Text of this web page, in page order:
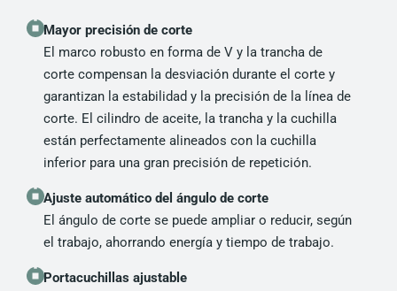
Mayor precisión de corte
El marco robusto en forma de V y la trancha de
corte compensan la desviación durante el corte y
garantizan la estabilidad y la precisión de la línea de
corte. El cilindro de aceite, la trancha y la cuchilla
están perfectamente alineados con la cuchilla
inferior para una gran precisión de repetición.
Ajuste automático del ángulo de corte
El ángulo de corte se puede ampliar o reducir, según
el trabajo, ahorrando energía y tiempo de trabajo.
Portacuchillas ajustable